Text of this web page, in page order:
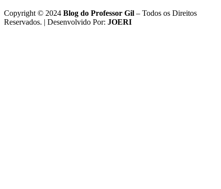
Copyright © 2024 Blog do Professor Gil – Todos os Direitos
Reservados. | Desenvolvido Por: JOERI